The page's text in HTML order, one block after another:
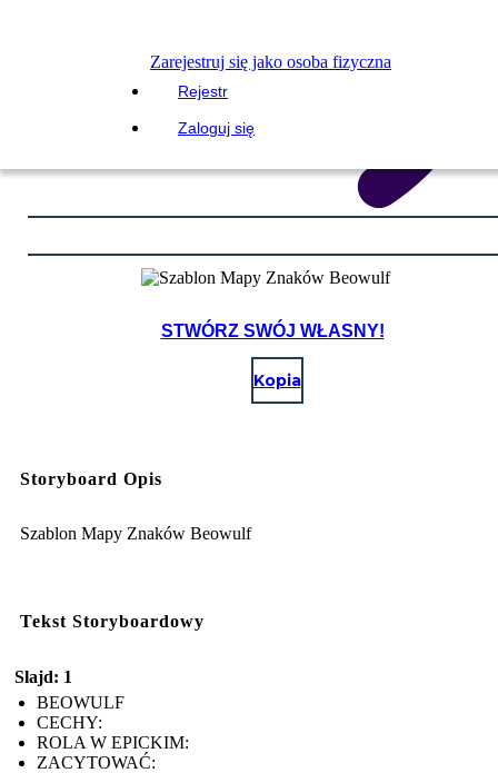
Zarejestruj się jako osoba fizyczna
Rejestr
Zaloguj się
STWÓRZ SWÓJ WŁASNY!
Kopia
Storyboard Opis
Szablon Mapy Znaków Beowulf
Tekst Storyboardowy
Slajd: 1
BEOWULF
CECHY:
ROLA W EPICKIM:
ZACYTOWAĆ: